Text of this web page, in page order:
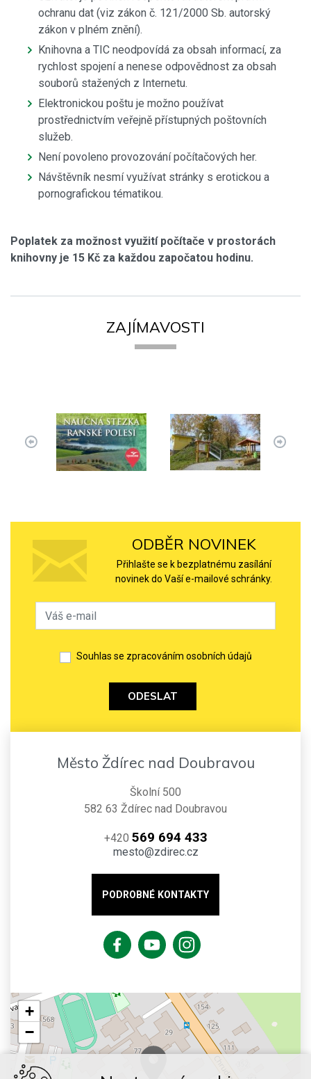
ochranu dat (viz zákon č. 121/2000 Sb. autorský
zákon v plném znění).
Knihovna a TIC neodpovídá za obsah informací, za
rychlost spojení a nenese odpovědnost za obsah
souborů stažených z Internetu.
Elektronickou poštu je možno používat
prostřednictvím veřejně přístupných poštovních
služeb.
Není povoleno provozování počítačových her.
Návštěvník nesmí využívat stránky s erotickou a
pornografickou tématikou.
Poplatek za možnost využití počítače v prostorách
knihovny je 15 Kč za každou započatou hodinu.
ZAJÍMAVOSTI
ODBĚR NOVINEK
Přihlašte se k bezplatnému zasílání
novinek do Vaší e-mailové schránky.
Souhlas se zpracováním osobních údajů
ODESLAT
Město Ždírec nad Doubravou
Školní 500
582 63 Ždírec nad Doubravou
+420 569 694 433
mesto@zdirec.cz
PODROBNÉ KONTAKTY
+
−